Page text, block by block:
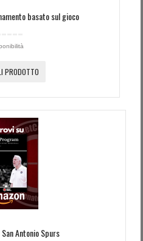
basato sul gioco
PRODOTTO
Antonio Spurs